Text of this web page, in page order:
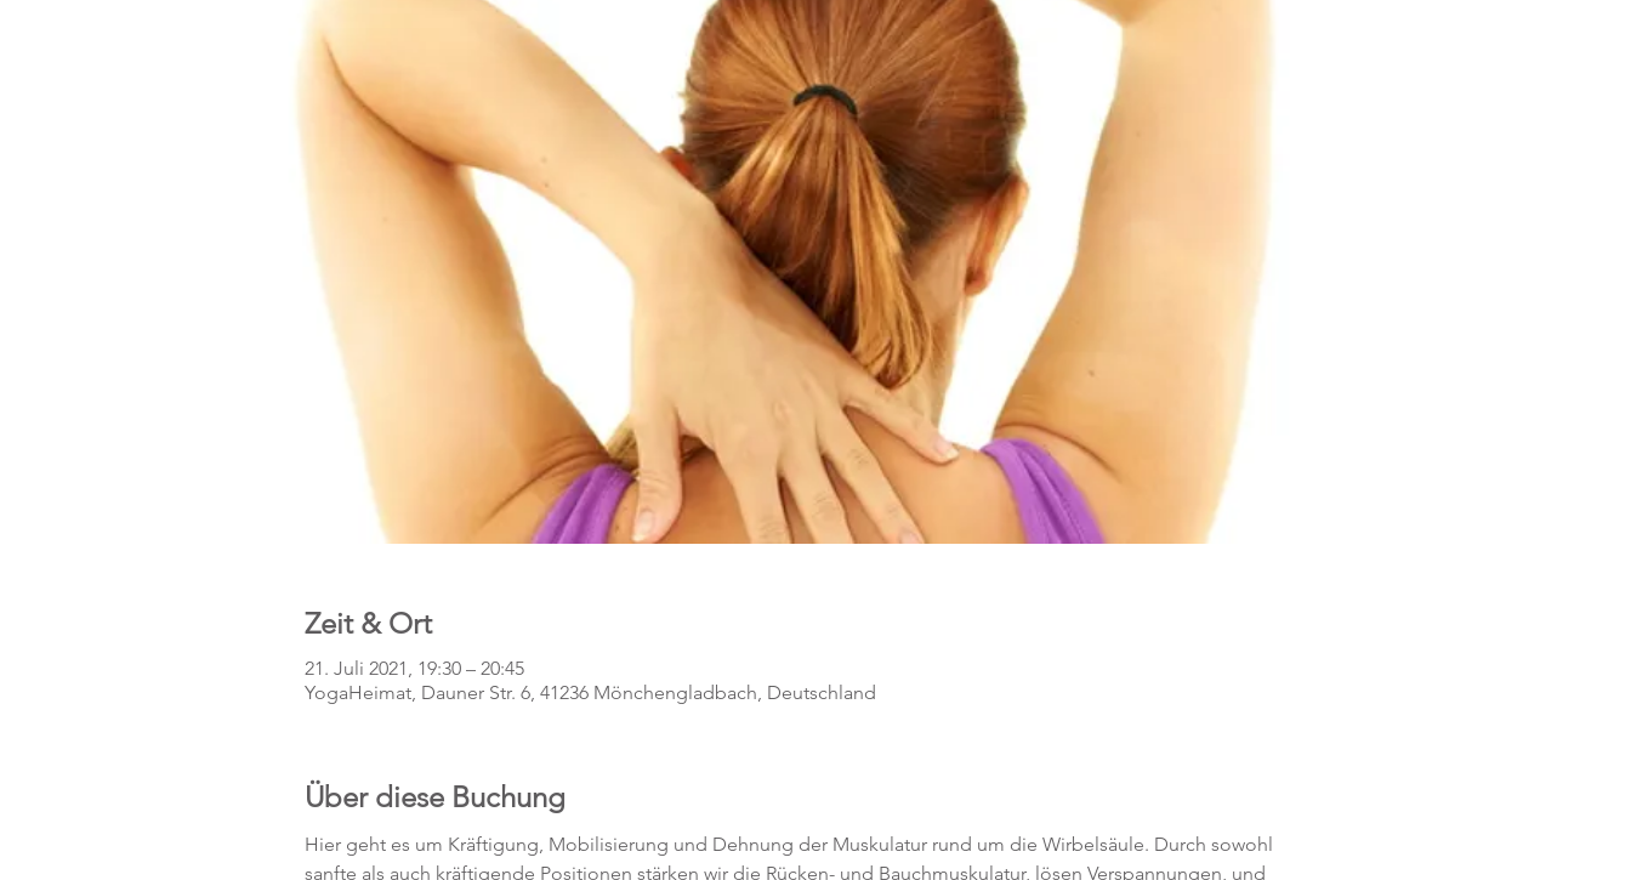
Zeit & Ort
21. Juli 2021, 19:30 – 20:45
YogaHeimat, Dauner Str. 6, 41236 Mönchengladbach, Deutschland
Über diese Buchung
Hier geht es um Kräftigung, Mobilisierung und Dehnung der Muskulatur rund um die Wirbelsäule. Durch sowohl
sanfte als auch kräftigende Positionen stärken wir die Rücken- und Bauchmuskulatur, lösen Verspannungen, und